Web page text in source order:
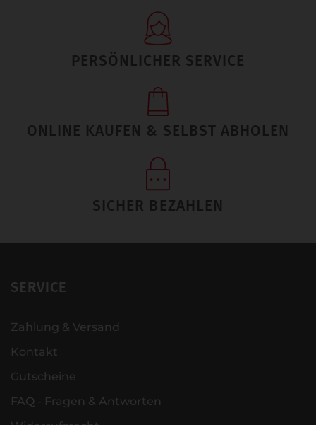
PERSÖNLICHER SERVICE
ONLINE KAUFEN & SELBST ABHOLEN
SICHER BEZAHLEN
SERVICE
Zahlung & Versand
Kontakt
Gutscheine
FAQ - Fragen & Antworten